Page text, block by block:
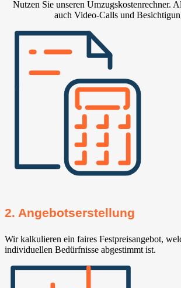
Nutzen Sie unseren Umzugskostenrechner.
auch Video-Calls und
2. Angebotserstellung
Wir kalkulieren ein faires Festpreisangebot,
individuellen Bedürfnisse abgestimmt ist.